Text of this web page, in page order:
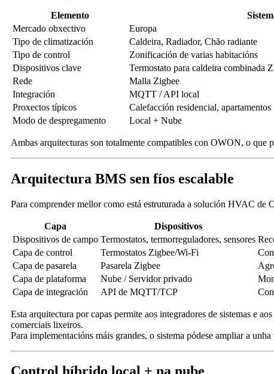
Elemento
Mercado obxectivo
Europa
Tipo de climatización
Caldeira, Radiador, Chão radiante
Tipo de control
Zonificación de varias habitacións
Dispositivos clave
Termostato para caldeira combinada
Rede
Malla Zigbee
Integración
MQTT / API local
Proxectos típicos
Calefacción residencial, apartamentos
Modo de despregamento
Local + Nube
Ambas arquitecturas son totalmente compatibles con OWON, o
Arquitectura BMS sen fíos escalable
Para comprender mellor como está estruturada a solución HVAC de
Capa Dispositivos
Dispositivos de campo Termostatos, termorreguladores, sensores
Capa de control
Termostatos Zigbee/Wi-Fi
Capa de pasarela
Pasarela Zigbee
Capa de plataforma
Nube / Servidor privado
Capa de integración
API de MQTT/TCP
Esta arquitectura por capas permite aos integradores de sistemas e
comerciais lixeiros.
Para implementacións máis grandes, o sistema pódese ampliar a